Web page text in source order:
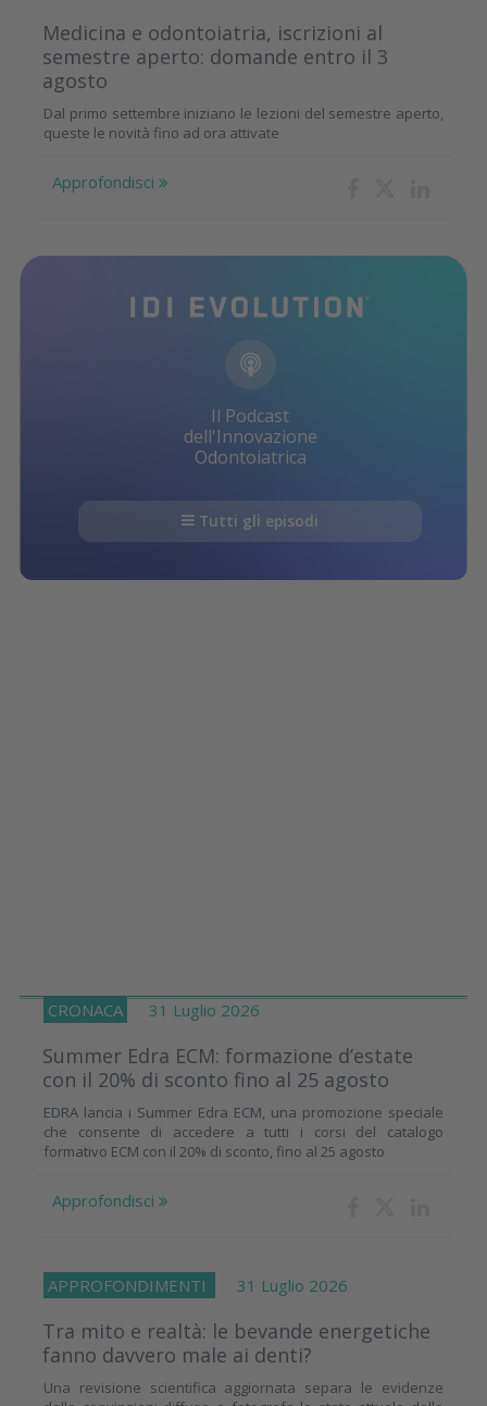
Medicina e odontoiatria, iscrizioni al
semestre aperto: domande entro il 3
agosto
Dal primo settembre iniziano le lezioni del semestre aperto,
queste le novità fino ad ora attivate
Approfondisci
Il Podcast
dell'Innovazione
Odontoiatrica
Tutti gli episodi
CRONACA 31 Luglio 2026
Summer Edra ECM: formazione d’estate
con il 20% di sconto fino al 25 agosto
EDRA lancia i Summer Edra ECM, una promozione speciale
che consente di accedere a tutti i corsi del catalogo
formativo ECM con il 20% di sconto, fino al 25 agosto
Approfondisci
APPROFONDIMENTI 31 Luglio 2026
Tra mito e realtà: le bevande energetiche
fanno davvero male ai denti?
Una revisione scientifica aggiornata separa le evidenze